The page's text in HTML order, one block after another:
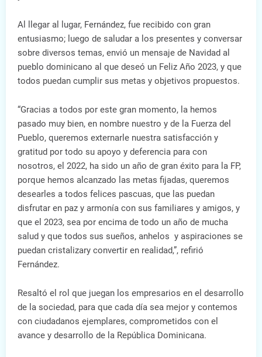
Al llegar al lugar, Fernández, fue recibido con gran
entusiasmo; luego de saludar a los presentes y conversar
sobre diversos temas, envió un mensaje de Navidad al
pueblo dominicano al que deseó un Feliz Año 2023, y que
todos puedan cumplir sus metas y objetivos propuestos.
“Gracias a todos por este gran momento, la hemos
pasado muy bien, en nombre nuestro y de la Fuerza del
Pueblo, queremos externarle nuestra satisfacción y
gratitud por todo su apoyo y deferencia para con
nosotros, el 2022, ha sido un año de gran éxito para la FP,
porque hemos alcanzado las metas fijadas, queremos
desearles a todos felices pascuas, que las puedan
disfrutar en paz y armonía con sus familiares y amigos, y
que el 2023, sea por encima de todo un año de mucha
salud y que todos sus sueños, anhelos y aspiraciones se
puedan cristalizary convertir en realidad,”, refirió
Fernández.
Resaltó el rol que juegan los empresarios en el desarrollo
de la sociedad, para que cada día sea mejor y contemos
con ciudadanos ejemplares, comprometidos con el
avance y desarrollo de la República Dominicana.